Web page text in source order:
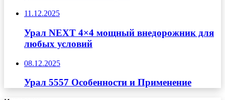
11.12.2025
Урал NEXT 4×4 мощный внедорожник для
любых условий
08.12.2025
Урал 5557 Особенности и Применение